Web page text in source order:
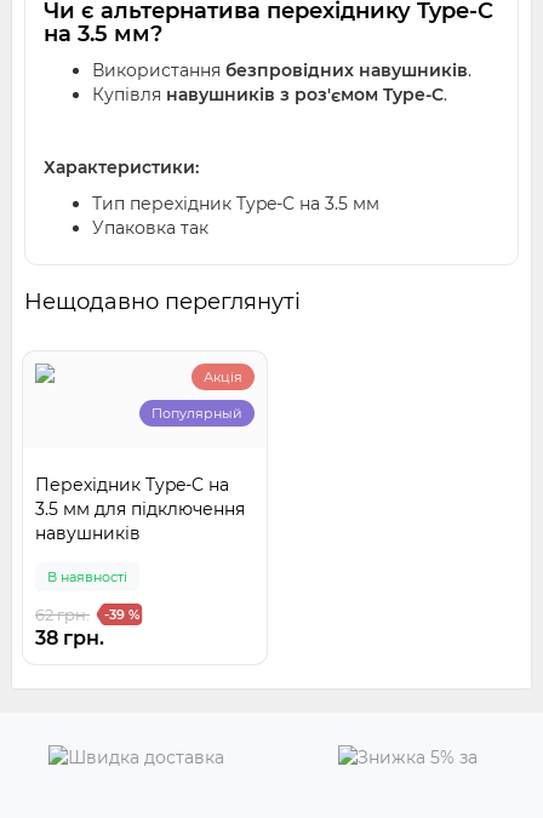
Чи є альтернатива перехіднику Type-C
на 3.5 мм?
Використання безпровідних навушників.
Купівля навушників з роз'ємом Type-C.
Характеристики:
Тип перехідник Type-C на 3.5 мм
Упаковка так
Нещодавно переглянуті
Акція
Популярный
Перехідник Type-C на
3.5 мм для підключення
навушників
В наявності
62 грн. -39 %
38 грн.